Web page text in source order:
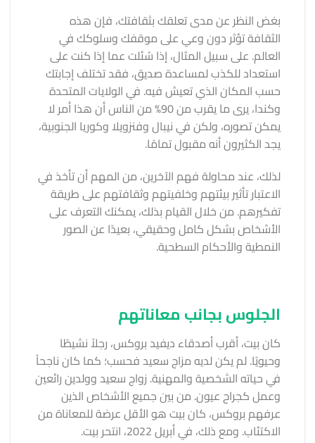
بغض النظر عن مدى تعلقك بثقافتك، فإن هذه
الثقافة تؤثر دون وعي على موقفك وسلوكك في
العالم. على سبيل المثال، إذا سُئلت عما إذا كنت على
استعداد للكذب لمساعدة صديق، فقد تختلف إجابتك
حسب المكان الذي تعيش فيه. في الولايات المتحدة
وكندا، يرى ما يقرب من 90% من الناس أن هذا أمر لا
يمكن تصوره، ولكن في نيبال وفنزويلا وكوريا الجنوبية،
يجد الكثيرون أنه مقبول تمامًا.
لذلك، عند محاولة فهم الآخرين، من المهم أن تأخذ في
الاعتبار تأثير بيئتهم وخلفيتهم وثقافتهم على طريقة
تفكيرهم. من خلال القيام بذلك، يمكنك التعرف على
الأشخاص بشكل كامل وحقيقي، بعيدًا عن الصور
النمطية والأحكام السطحية.
الجلوس بجانب معاناتهم
كان بيت، أقرب أصدقاء ديفيد بروكس، رجلاً نشيطًا
وحيويًا. لم يكن لديه مزاج سعيد فحسب؛ كما كان ناجحاً
في حياته الشخصية والمهنية. زواج سعيد وولدين رائعين
وعمل كجراح عيون. من بين جميع الأشخاص الذين
عرفهم بروكس، كان بيت هو الأقل عرضة للمعاناة من
الاكتئاب. ومع ذلك، في أبريل 2022، انتحر بيت.